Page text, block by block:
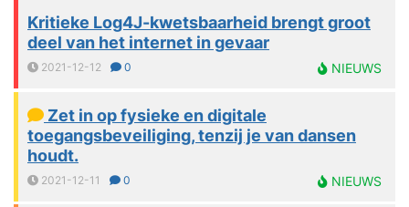
Kritieke Log4J-kwetsbaarheid brengt groot
deel van het internet in gevaar
2021-12-12 0 NIEUWS
Zet in op fysieke en digitale
toegangsbeveiliging, tenzij je van dansen
houdt.
2021-12-11 0 NIEUWS